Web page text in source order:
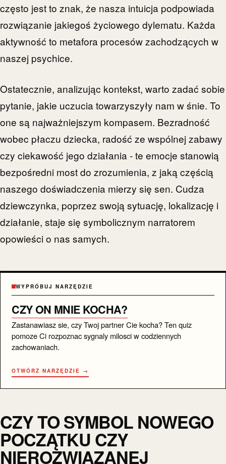
często jest to znak, że nasza intuicja podpowiada
rozwiązanie jakiegoś życiowego dylematu. Każda
aktywność to metafora procesów zachodzących w
naszej psychice.
Ostatecznie, analizując kontekst, warto zadać sobie
pytanie, jakie uczucia towarzyszyły nam w śnie. To
one są najważniejszym kompasem. Bezradność
wobec płaczu dziecka, radość ze wspólnej zabawy
czy ciekawość jego działania - te emocje stanowią
bezpośredni most do zrozumienia, z jaką częścią
naszego doświadczenia mierzy się sen. Cudza
dziewczynka, poprzez swoją sytuację, lokalizację i
działanie, staje się symbolicznym narratorem
opowieści o nas samych.
WYPRÓBUJ NARZĘDZIE
CZY ON MNIE KOCHA?
Zastanawiasz sie, czy Twoj partner Cie kocha? Ten quiz
pomoze Ci rozpoznac sygnaly milosci w codziennych
zachowaniach.
OTWÓRZ NARZĘDZIE →
CZY TO SYMBOL NOWEGO
POCZĄTKU CZY
NIEROZWIĄZANEJ